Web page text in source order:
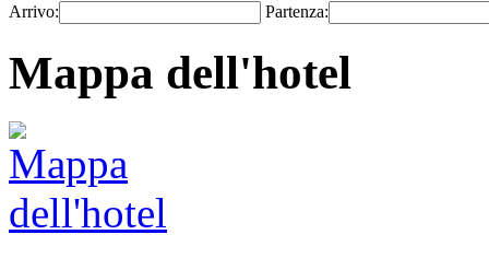
Arrivo: Partenza:
Mappa dell'hotel